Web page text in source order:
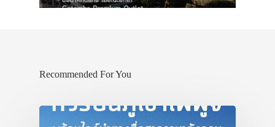
Recommended For You